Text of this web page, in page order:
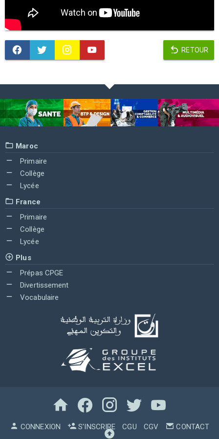
RETOUR
Maroc
Primaire
Collège
Lycée
France
Primaire
Collège
Lycée
Plus
Prépas CPGE
Divertissement
Vocabulaire
CONNEXION S'INSCRIRE CGU CGV CONTACT